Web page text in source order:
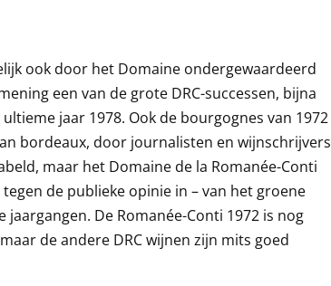
ook door het Domaine ondergewaardeerd
een van de grote DRC-successen, bijna
jaar 1978. Ook de bourgognes van 1972
bordeaux, door journalisten en wijnschrijvers
maar het Domaine de la Romanée-Conti
de publieke opinie in – van het groene
De Romanée-Conti 1972 is nog
de andere DRC wijnen zijn mits goed